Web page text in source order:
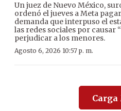
Un juez de Nuevo México,
ordenó el jueves a Meta
demanda que interpuso el
las redes sociales por causar
perjudicar a los menores.
Agosto 6, 2026 10:57 p. m.
Carga